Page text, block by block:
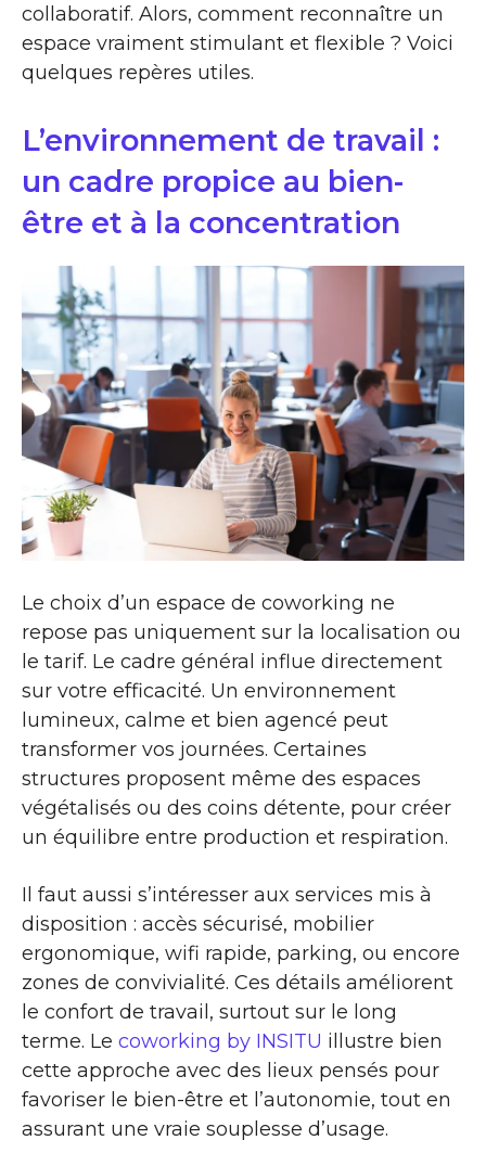
collaboratif. Alors, comment reconnaître un
espace vraiment stimulant et flexible ? Voici
quelques repères utiles.
L’environnement de travail :
un cadre propice au bien-
être et à la concentration
Le choix d’un espace de coworking ne
repose pas uniquement sur la localisation ou
le tarif. Le cadre général influe directement
sur votre efficacité. Un environnement
lumineux, calme et bien agencé peut
transformer vos journées. Certaines
structures proposent même des espaces
végétalisés ou des coins détente, pour créer
un équilibre entre production et respiration.
Il faut aussi s’intéresser aux services mis à
disposition : accès sécurisé, mobilier
ergonomique, wifi rapide, parking, ou encore
zones de convivialité. Ces détails améliorent
le confort de travail, surtout sur le long
terme. Le coworking by INSITU illustre bien
cette approche avec des lieux pensés pour
favoriser le bien-être et l’autonomie, tout en
assurant une vraie souplesse d’usage.